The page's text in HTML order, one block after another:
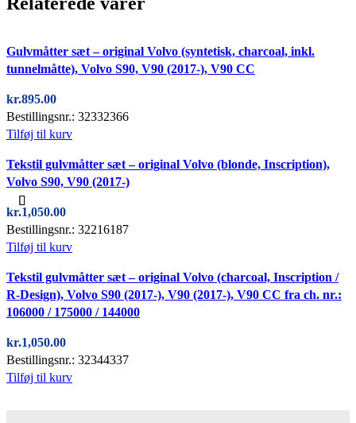
Gulvmåtter sæt – original Volvo (syntetisk, charcoal, inkl.
tunnelmåtte), Volvo S90, V90 (2017-), V90 CC
kr.895.00
Bestillingsnr.: 32332366
Tilføj til kurv
Tekstil gulvmåtter sæt – original Volvo (blonde, Inscription),
Volvo S90, V90 (2017-)
kr.1,050.00
Bestillingsnr.: 32216187
Tilføj til kurv
Tekstil gulvmåtter sæt – original Volvo (charcoal, Inscription /
R-Design), Volvo S90 (2017-), V90 (2017-), V90 CC fra ch. nr.:
106000 / 175000 / 144000
kr.1,050.00
Bestillingsnr.: 32344337
Tilføj til kurv